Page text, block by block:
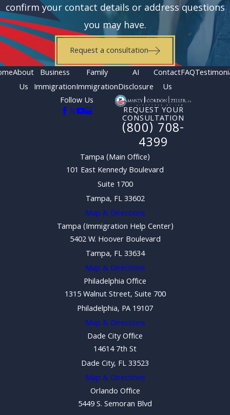
confirm your contact details or address questions
you may have.
Request a consultation
About
Us
Business
Immigration
Family
Immigration
AI
Disclosure
Contact
Us
FAQ
Follow Us
REQUEST YOUR
CONSULTATION
(800) 708-
4399
Tampa (Main Office)
101 East Kennedy Boulevard
Suite 1700
Tampa, FL 33602
Map & Directions
Tampa (Immigration Help Center)
5402 W. Hoover Boulevard
Tampa, FL 33634
Map & Directions
Philadelphia Office
1315 Walnut Street, Suite 700
Philadelphia, PA 19107
Map & Directions
Dade City Office
14614 7th St
Dade City, FL 33523
Map & Directions
Orlando Office
5449 S. Semoran Blvd